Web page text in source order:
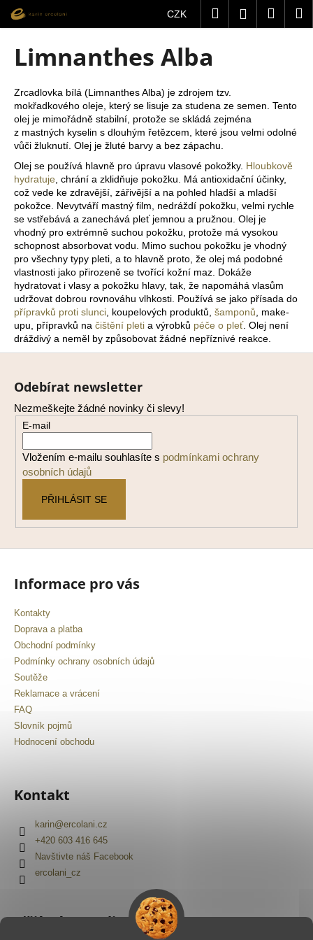
obsah
CZK HledatPřihlášení
Limnanthes Alba
Zrcadlovka bílá (Limnanthes Alba) je zdrojem tzv.
mokřadkového oleje, který se lisuje za studena ze semen. Tento
olej je mimořádně stabilní, protože se skládá zejména
z mastných kyselin s dlouhým řetězcem, které jsou velmi odolné
vůči žluknutí. Olej je žluté barvy a bez zápachu.
Olej se používá hlavně pro úpravu vlasové pokožky. Hloubkově
hydratuje , chrání a zklidňuje pokožku. Má antioxidační účinky,
což vede ke zdravější, zářivější a na pohled hladší a mladší
pokožce. Nevytváří mastný film, nedráždí pokožku, velmi rychle
se vstřebává a zanechává pleť jemnou a pružnou. Olej je
vhodný pro extrémně suchou pokožku, protože má vysokou
schopnost absorbovat vodu. Mimo suchou pokožku je vhodný
pro všechny typy pleti, a to hlavně proto, že olej má podobné
vlastnosti jako přirozeně se tvořící kožní maz. Dokáže
hydratovat i vlasy a pokožku hlavy, tak, že napomáhá vlasům
udržovat dobrou rovnováhu vlhkosti. Používá se jako přísada do
přípravků proti slunci , koupelových produktů, šamponů , make-
upu, přípravků na čištění pleti a výrobků péče o pleť. Olej není
dráždivý a neměl by způsobovat žádné nepříznivé reakce.
o
o
p
o
t
ř
e
b
u
j
e
t
e
n
a
j
t
?
o
o
u
č
u
j
e
m
e
Z
Odebírat newsletter
Nezmeškejte žádné novinky či slevy!
E-mail
Vložením e-mailu souhlasíte s podmínkami ochrany
osobních údajů
PŘIHLÁSIT SE
Informace pro vás
Kontakty
Doprava a platba
Obchodní podmínky
Podmínky ochrany osobních údajů
Soutěže
Reklamace a vrácení
FAQ
Slovník pojmů
Hodnocení obchodu
Kontakt
karin@ercolani.cz
+420 603 416 645
Navštivte náš Facebook
ercolani_cz
Přijímáme online platby